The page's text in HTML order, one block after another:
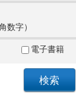
数字）
電子書籍